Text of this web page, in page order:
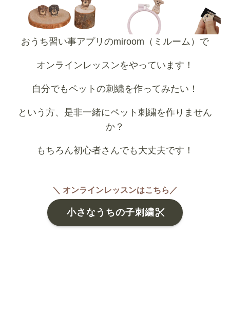
おうち習い事アプリのmiroom（ミルーム）で
オンラインレッスンをやっています！
自分でもペットの刺繍を作ってみたい！
という方、是非一緒にペット刺繍を作りません
か？
もちろん初心者さんでも大丈夫です！
＼ オンラインレッスンはこちら／
小さなうちの子刺繍